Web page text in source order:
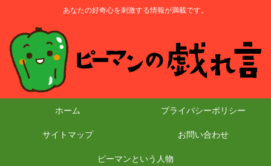
あなたの好奇心を刺激する情報が満載です。
ホーム プライバシーポリシー
サイトマップ お問い合わせ
ピーマンという人物